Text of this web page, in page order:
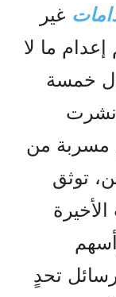
غير
ما لا
خلال خمسة
ونشرت
مسربة من
توثق
تحدٍ